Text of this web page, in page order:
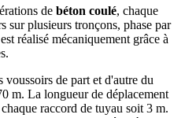
de béton coulé, chaque
sur plusieurs tronçons, phase par
réalisé mécaniquement grâce à
voussoirs de part et d'autre du
m. La longueur de déplacement
raccord de tuyau soit 3 m.